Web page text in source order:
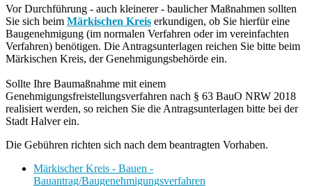
Vor Durchführung - auch kleinerer - baulicher Maßnahmen sollten
Sie sich beim Märkischen Kreis erkundigen, ob Sie hierfür eine
Baugenehmigung (im normalen Verfahren oder im vereinfachten
Verfahren) benötigen. Die Antragsunterlagen reichen Sie bitte beim
Märkischen Kreis, der Genehmigungsbehörde ein.
Sollte Ihre Baumaßnahme mit einem
Genehmigungsfreistellungsverfahren nach § 63 BauO NRW 2018
realisiert werden, so reichen Sie die Antragsunterlagen bitte bei der
Stadt Halver ein.
Die Gebühren richten sich nach dem beantragten Vorhaben.
Märkischer Kreis - Bauen -
Bauantrag/Baugenehmigungsverfahren